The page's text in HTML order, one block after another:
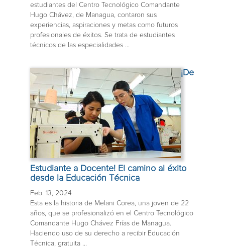
estudiantes del Centro Tecnológico Comandante
Hugo Chávez, de Managua, contaron sus
experiencias, aspiraciones y metas como futuros
profesionales de éxitos. Se trata de estudiantes
técnicos de las especialidades ...
¡De
Estudiante a Docente! El camino al éxito
desde la Educación Técnica
Feb. 13, 2024
Esta es la historia de Melani Corea, una joven de 22
años, que se profesionalizó en el Centro Tecnológico
Comandante Hugo Chávez Frías de Managua.
Haciendo uso de su derecho a recibir Educación
Técnica, gratuita ...